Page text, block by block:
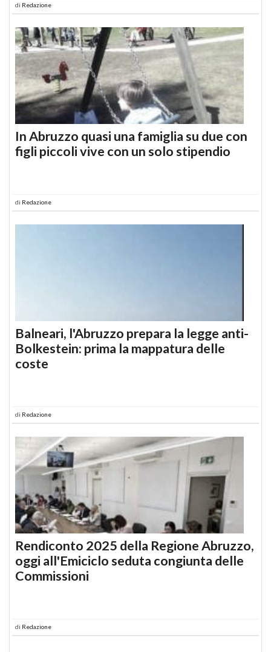
di Redazione
In Abruzzo quasi una famiglia su due con
figli piccoli vive con un solo stipendio
di Redazione
Balneari, l'Abruzzo prepara la legge anti-
Bolkestein: prima la mappatura delle
coste
di Redazione
Rendiconto 2025 della Regione Abruzzo,
oggi all'Emiciclo seduta congiunta delle
Commissioni
di Redazione